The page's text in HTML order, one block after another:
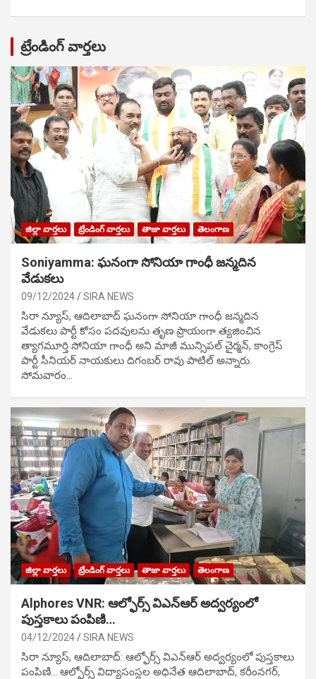
ట్రేండింగ్ వార్తలు
జిల్లా వార్తలు ట్రేండింగ్ వార్తలు తాజా వార్తలు తెలంగాణ
Soniyamma: ఘ‌నంగా సోనియా గాంధీ జ‌న్మ‌దిన
వేడుక‌లు
09/12/2024 SIRA NEWS
సిరా న్యూస్, ఆదిలాబాద్ ఘ‌నంగా సోనియా గాంధీ జ‌న్మ‌దిన
వేడుక‌లు పార్టీ కోసం ప‌ద‌వుల‌ను తృణ ప్రాయంగా త్య‌జించిన
త్యాగమూర్తి సోనియా గాంధీ అని మాజీ మున్సిప‌ల్ చైర్మ‌న్, కాంగ్రెస్
పార్టీ సీనియ‌ర్ నాయ‌కులు దిగంబ‌ర్ రావు పాటిల్ అన్నారు.
సోమవారం…
జిల్లా వార్తలు ట్రేండింగ్ వార్తలు తాజా వార్తలు తెలంగాణ
Alphores VNR: ఆల్ఫోర్స్ విఎన్ఆర్ అద్వర్యంలో
పుస్తకాలు పంపిణి…
04/12/2024 SIRA NEWS
సిరా న్యూస్, ఆదిలాబాద్: ఆల్ఫోర్స్ విఎన్ఆర్ అద్వర్యంలో పుస్తకాలు
పంపిణి… ఆల్ఫోర్స్ విద్యాసంస్థల అధినేత ఆదిలాబాద్, కరీంనగర్,